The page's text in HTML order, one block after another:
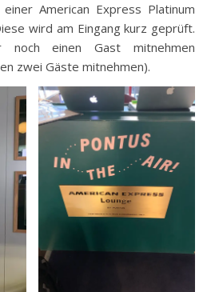
American Express Platinum
wird am Eingang kurz geprüft.
noch einen Gast mitnehmen
zwei Gäste mitnehmen).